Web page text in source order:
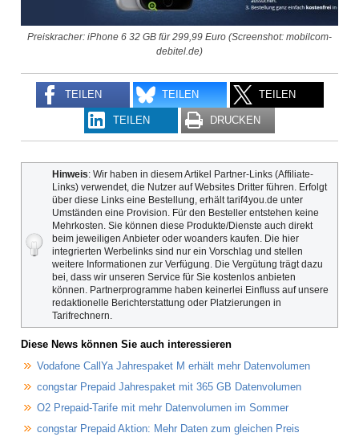
Preiskracher: iPhone 6 32 GB für 299,99 Euro (Screenshot: mobilcom-
debitel.de)
TEILEN TEILEN TEILEN
TEILEN DRUCKEN
Hinweis: Wir haben in diesem Artikel Partner-Links (Affiliate-
Links) verwendet, die Nutzer auf Websites Dritter führen. Erfolgt
über diese Links eine Bestellung, erhält tarif4you.de unter
Umständen eine Provision. Für den Besteller entstehen keine
Mehrkosten. Sie können diese Produkte/Dienste auch direkt
beim jeweiligen Anbieter oder woanders kaufen. Die hier
integrierten Werbelinks sind nur ein Vorschlag und stellen
weitere Informationen zur Verfügung. Die Vergütung trägt dazu
bei, dass wir unseren Service für Sie kostenlos anbieten
können. Partnerprogramme haben keinerlei Einfluss auf unsere
redaktionelle Berichterstattung oder Platzierungen in
Tarifrechnern.
Diese News können Sie auch interessieren
Vodafone CallYa Jahrespaket M erhält mehr Datenvolumen
congstar Prepaid Jahrespaket mit 365 GB Datenvolumen
O2 Prepaid-Tarife mit mehr Datenvolumen im Sommer
congstar Prepaid Aktion: Mehr Daten zum gleichen Preis